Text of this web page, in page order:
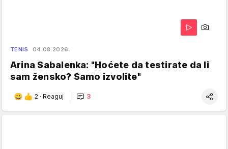
TENIS 04.08.2026.
Arina Sabalenka: "Hoćete da testirate da li
sam žensko? Samo izvolite"
2 · Reaguj 3